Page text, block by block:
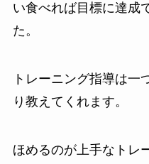
い食べれば目標に達成
た。
トレーニング指導は一
り教えてくれます。
ほめるのが上手なトレ